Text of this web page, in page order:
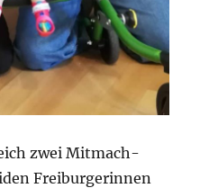
zwei Mitmach-
Freiburgerinnen